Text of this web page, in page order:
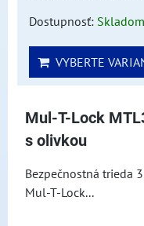
Dostupnosť: Skladom
VYBERTE
Mul-T-Lock
s olivkou
Bezpečnostná trieda
Mul-T-Lock...